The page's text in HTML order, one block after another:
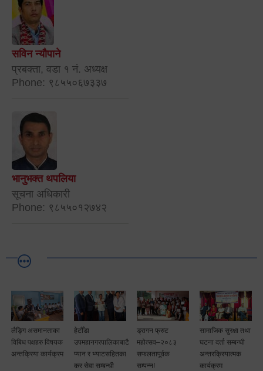
सविन न्यौपाने
प्रबक्ता, वडा १ नं. अध्यक्ष
Phone: ९८५५०६७३३७
भानुभक्त थपलिया
सूचना अधिकारी
Phone: ९८५५०१२७४२
लैङ्गि असमानताका
विबिध पक्षहरु विषयक
अन्तक्रिया कार्यक्रम
हेटौँडा
उपमहानगरपालिकाबाटै
प्यान र भ्याटसहितका
कर सेवा सम्बन्धी
ड्रागन फ्रुट
महोत्सव–२०८३
सफलतापूर्वक
सम्पन्न!
सामाजिक सुरक्षा तथा
घटना दर्ता सम्बन्धी
अन्तरक्रियात्मक
कार्यक्रम